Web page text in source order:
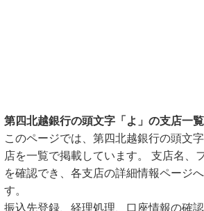
第四北越銀行の頭文字「よ」の支店一覧
このページでは、第四北越銀行の頭文
店を一覧で掲載しています。 支店名、
を確認でき、各支店の詳細情報ページ
す。
振込先登録、経理処理、口座情報の確